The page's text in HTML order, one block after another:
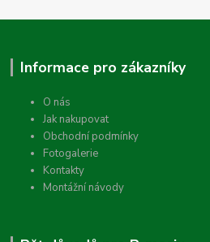
Informace pro zákazníky
O nás
Jak nakupovat
Obchodní podmínky
Fotogalerie
Kontakty
Montážní návody